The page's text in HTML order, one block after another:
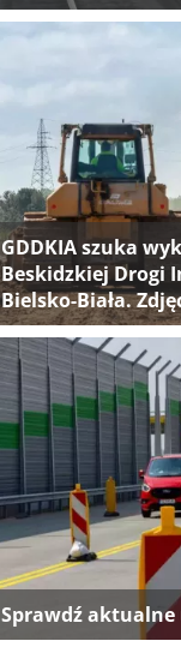
GDDKIA szuka
Beskidzkiej Drogi
Bielsko-Biała.
Sprawdź